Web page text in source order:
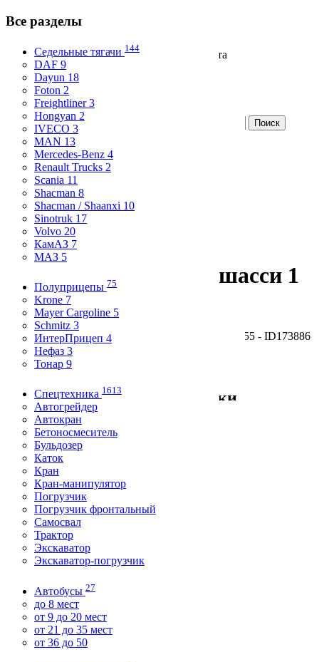
Продажа и аренда коммерческого транспорта
Вход
Избранное
Разместите бесплатно
Все разделы
Skip to content
Главная
Статистика
О компании
Контакты
Все разделы
Седельные тягачи 144
DAF 9
Dayun 18
Foton 2
Freightliner 3
Hongyan 2
IVECO 3
MAN 13
Mercedes-Benz 4
Renault Trucks 2
Scania 11
Shacman 8
Shacman / Shaanxi 10
Sinotruk 17
Volvo 20
КамАЗ 7
МАЗ 5
Полуприцепы 75
Krone 7
Mayer Cargoline 5
Schmitz 3
ИнтерПрицеп 4
Нефаз 3
Тонар 9
Спецтехника 1613
Автогрейдер
Автокран
Бетоносмеситель
Бульдозер
Каток
Кран
Кран-манипулятор
Погрузчик
Погрузчик фронтальный
Самосвал
Трактор
Экскаватор
Экскаватор-погрузчик
Автобусы 27
до 8 мест
от 9 до 20 мест
от 21 до 35 мест
от 36 до 50
2010 года, шасси 1
Главная/Полуприцепы / ТАПЗ-755 - ID173886
50 000
≈ 600$
Технические характеристики
Год выпуска
2010
Пробег
100 км
Состояние
отличное
Грузоподъёмность
1 т.
Тип прицепа
шасси
Количество осей
1
в наличии
Таможня
растаможен
Цвет
темно-зеленый